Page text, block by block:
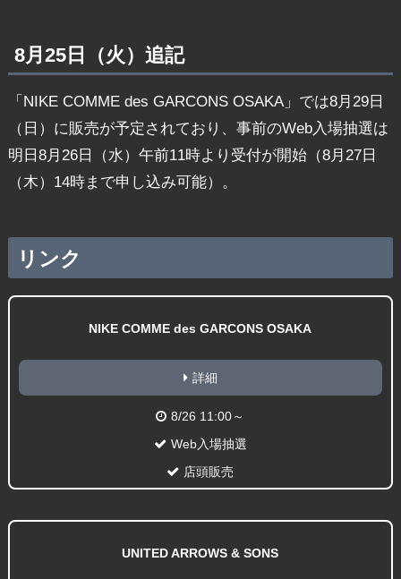
8月25日（火）追記
「NIKE COMME des GARCONS OSAKA」では8月29日
（日）に販売が予定されており、事前のWeb入場抽選は
明日8月26日（水）午前11時より受付が開始（8月27日
（木）14時まで申し込み可能）。
リンク
NIKE COMME des GARCONS OSAKA
詳細
8/26 11:00～
Web入場抽選
店頭販売
UNITED ARROWS & SONS